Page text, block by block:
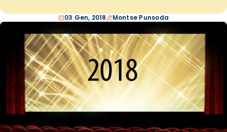
03 Gen, 2018 Montse Punsoda